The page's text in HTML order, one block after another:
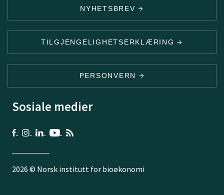
NYHETSBREV
TILGJENGELIGHETSERKLÆRING
PERSONVERN
Sosiale medier
2026 © Norsk institutt for bioøkonomi